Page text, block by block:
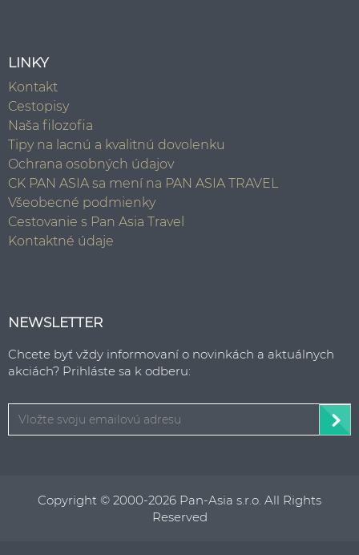
LINKY
Kontakt
Cestopisy
Naša filozofia
Tipy na lacnú a kvalitnú dovolenku
Ochrana osobných údajov
CK PAN ASIA sa mení na PAN ASIA TRAVEL
Všeobecné podmienky
Cestovanie s Pan Asia Travel
Kontaktné údaje
NEWSLETTER
Chcete byť vždy informovaní o novinkách a aktuálnych
akciách? Prihláste sa k odberu:
Copyright © 2000-2026 Pan-Asia s.r.o. All Rights
Reserved